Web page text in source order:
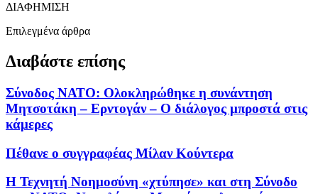
ΔΙΑΦΗΜΙΣΗ
Επιλεγμένα άρθρα
Διαβάστε επίσης
Σύνοδος ΝΑΤΟ: Ολοκληρώθηκε η συνάντηση
Μητσοτάκη – Ερντογάν – Ο διάλογος μπροστά στις
κάμερες
Πέθανε ο συγγραφέας Μίλαν Κούντερα
Η Τεχνητή Νοημοσύνη «χτύπησε» και στη Σύνοδο